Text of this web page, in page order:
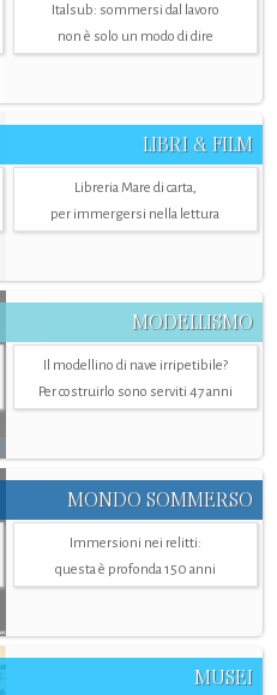
Italsub: sommersi dal lavoro
non è solo un modo di dire
LIBRI & FILM
Libreria Mare di carta,
per immergersi nella lettura
MODELLISMO
Il modellino di nave irripetibile?
Per costruirlo sono serviti 47 anni
MONDO SOMMERSO
Immersioni nei relitti:
questa è profonda 150 anni
MUSEI